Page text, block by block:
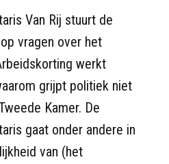
Van Rij stuurt de
vragen over het
werkt
grijpt politiek niet
Kamer. De
gaat onder andere in
van (het